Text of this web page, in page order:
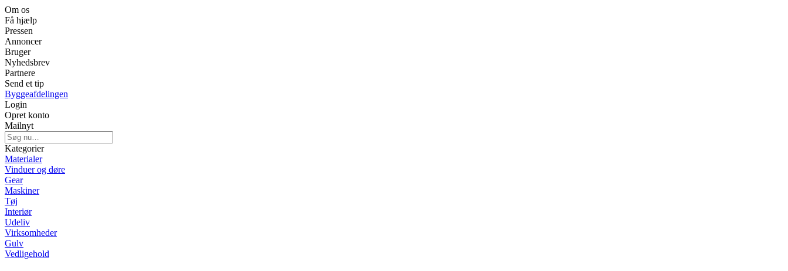
Om os
Få hjælp
Pressen
Annoncer
Bruger
Nyhedsbrev
Partnere
Send et tip
Byggeafdelingen
Login
Opret konto
Mailnyt
Kategorier
Materialer
Vinduer og døre
Gear
Maskiner
Tøj
Interiør
Udeliv
Virksomheder
Gulv
Vedligehold